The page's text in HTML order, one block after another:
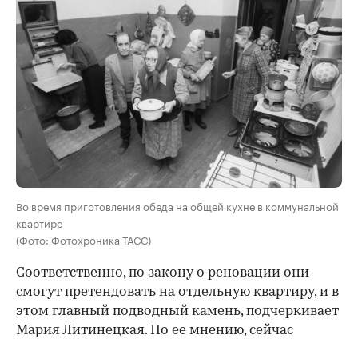
Во время приготовления обеда на общей кухне в коммунальной
квартире
(Фото: Фотохроника ТАСС)
Соответственно, по закону о реновации они
смогут претендовать на отдельную квартиру, и в
этом главный подводный камень, подчеркивает
Мария Литинецкая. По ее мнению, сейчас